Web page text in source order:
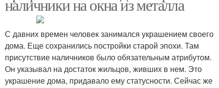
наличники на окна из металла
С давних времен человек занимался украшением своего
дома. Еще сохранились постройки старой эпохи. Там
присутствие наличников было обязательным атрибутом.
Он указывал на достаток жильцов, живших в нем. Это
украшение дома, придавало ему статусности. Сейчас же